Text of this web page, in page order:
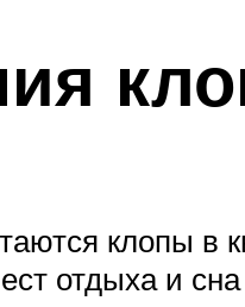
клопы в
отдыха и